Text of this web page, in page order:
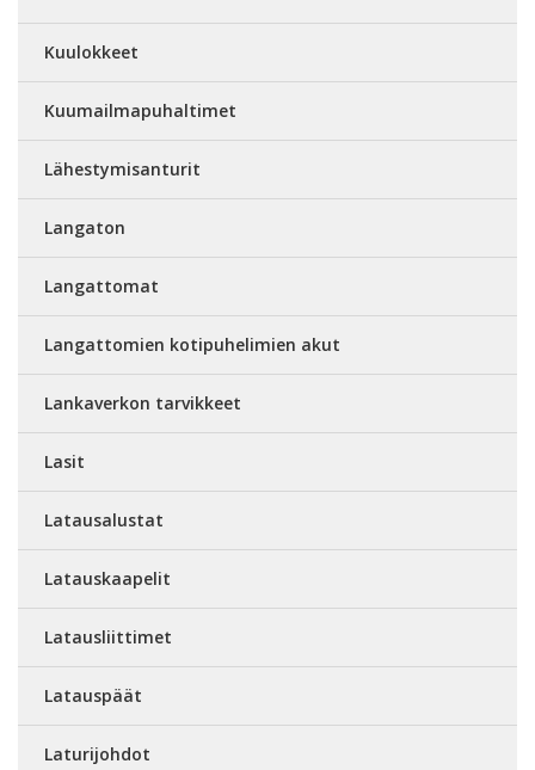
Kuulokkeet
Kuumailmapuhaltimet
Lähestymisanturit
Langaton
Langattomat
Langattomien kotipuhelimien akut
Lankaverkon tarvikkeet
Lasit
Latausalustat
Latauskaapelit
Latausliittimet
Latauspäät
Laturijohdot